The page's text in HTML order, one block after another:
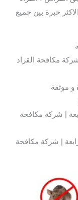
خبرة بين جميع
مكافحة القراد
و موثقة
| شركة مكافحة
| شركة مكافحة